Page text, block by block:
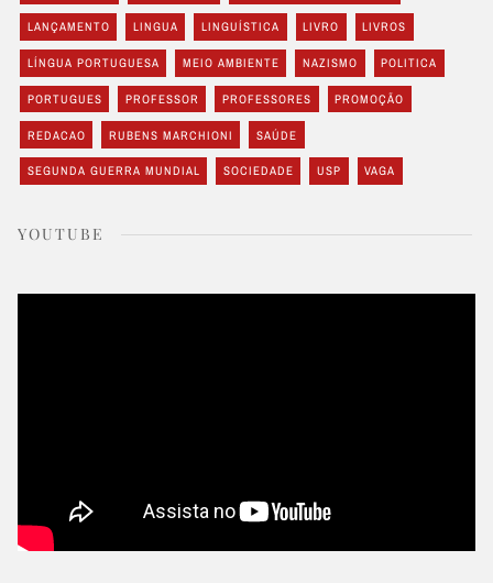
LANÇAMENTO LINGUA LINGUÍSTICA LIVRO LIVROS
LÍNGUA PORTUGUESA MEIO AMBIENTE NAZISMO POLITICA
PORTUGUES PROFESSOR PROFESSORES PROMOÇÃO
REDACAO RUBENS MARCHIONI SAÚDE
SEGUNDA GUERRA MUNDIAL SOCIEDADE USP VAGA
YOUTUBE